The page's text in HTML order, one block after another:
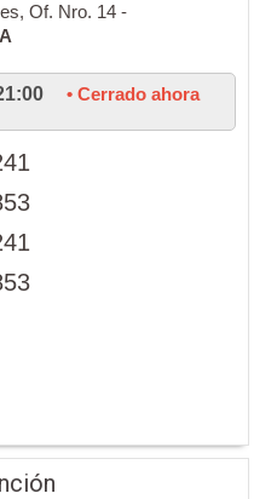
Of. Nro. 14 -
• Cerrado ahora